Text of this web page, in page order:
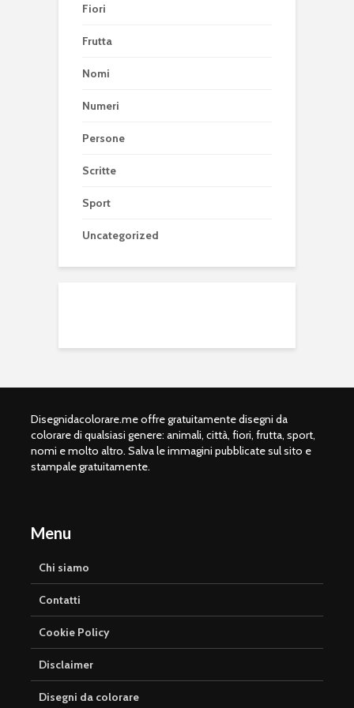
Fiori
Frutta
Nomi
Numeri
Persone
Scritte
Sport
Uncategorized
Disegnidacolorare.me offre gratuitamente disegni da
colorare di qualsiasi genere: animali, città, fiori, frutta, sport,
nomi e molto altro. Salva le immagini pubblicate sul sito e
stampale gratuitamente.
Menu
Chi siamo
Contatti
Cookie Policy
Disclaimer
Disegni da colorare